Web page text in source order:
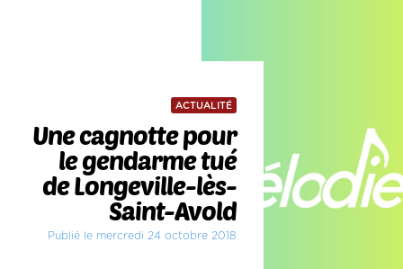
ACTUALITÉ
Une cagnotte pour
le gendarme tué
de Longeville-lès-
Saint-Avold
Publié le mercredi 24 octobre 2018